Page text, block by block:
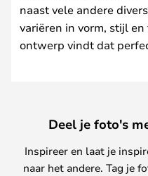
naast vele andere
variëren in vorm, stijl
ontwerp vindt dat
Deel je foto's
Inspireer en laat je
naar het andere. Tag je